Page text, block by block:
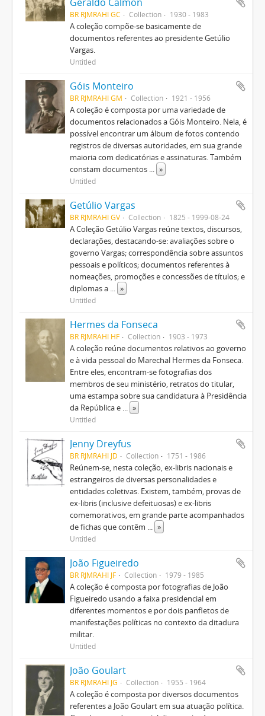
BR RJMRAHI GC Collection 1930 - 1983
A coleção compõe-se basicamente de
documentos referentes ao presidente Getúlio
Vargas.
Untitled
Góis Monteiro
BR RJMRAHI GM Collection 1921 - 1956
A coleção é composta por uma variedade de
documentos relacionados a Góis Monteiro. Nela, é
possível encontrar um álbum de fotos contendo
registros de diversas autoridades, em sua grande
maioria com dedicatórias e assinaturas. Também
constam documentos ... »
Untitled
Getúlio Vargas
BR RJMRAHI GV Collection 1825 - 1999-08-24
A Coleção Getúlio Vargas reúne textos, discursos,
declarações, destacando-se: avaliações sobre o
governo Vargas; correspondência sobre assuntos
pessoais e políticos; documentos referentes à
nomeações, promoções e concessões de títulos; e
diplomas a ... »
Untitled
Hermes da Fonseca
BR RJMRAHI HF Collection 1903 - 1973
A coleção reúne documentos relativos ao governo
e à vida pessoal do Marechal Hermes da Fonseca.
Entre eles, encontram-se fotografias dos
membros de seu ministério, retratos do titular,
uma estampa sobre sua candidatura à Presidência
da República e ... »
Untitled
Jenny Dreyfus
BR RJMRAHI JD Collection 1751 - 1986
Reúnem-se, nesta coleção, ex-libris nacionais e
estrangeiros de diversas personalidades e
entidades coletivas. Existem, também, provas de
ex-libris (inclusive defeituosas) e ex-libris
comemorativos, em grande parte acompanhados
de fichas que contêm ... »
Untitled
João Figueiredo
BR RJMRAHI JF Collection 1979 - 1985
A coleção é composta por fotografias de João
Figueiredo usando a faixa presidencial em
diferentes momentos e por dois panfletos de
manifestações políticas no contexto da ditadura
militar.
Untitled
João Goulart
BR RJMRAHI JG Collection 1955 - 1964
A coleção é composta por diversos documentos
referentes a João Goulart em sua atuação política.